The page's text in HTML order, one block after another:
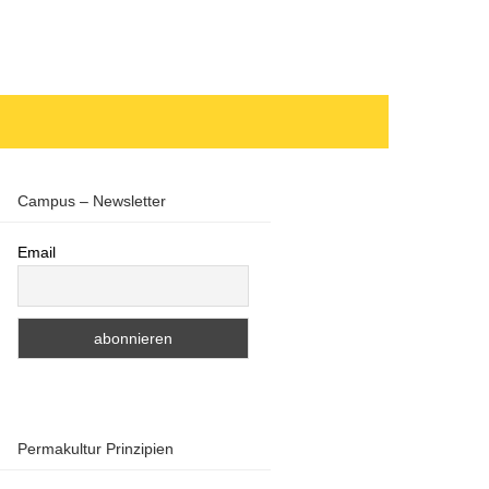
Campus – Newsletter
Email
Permakultur Prinzipien